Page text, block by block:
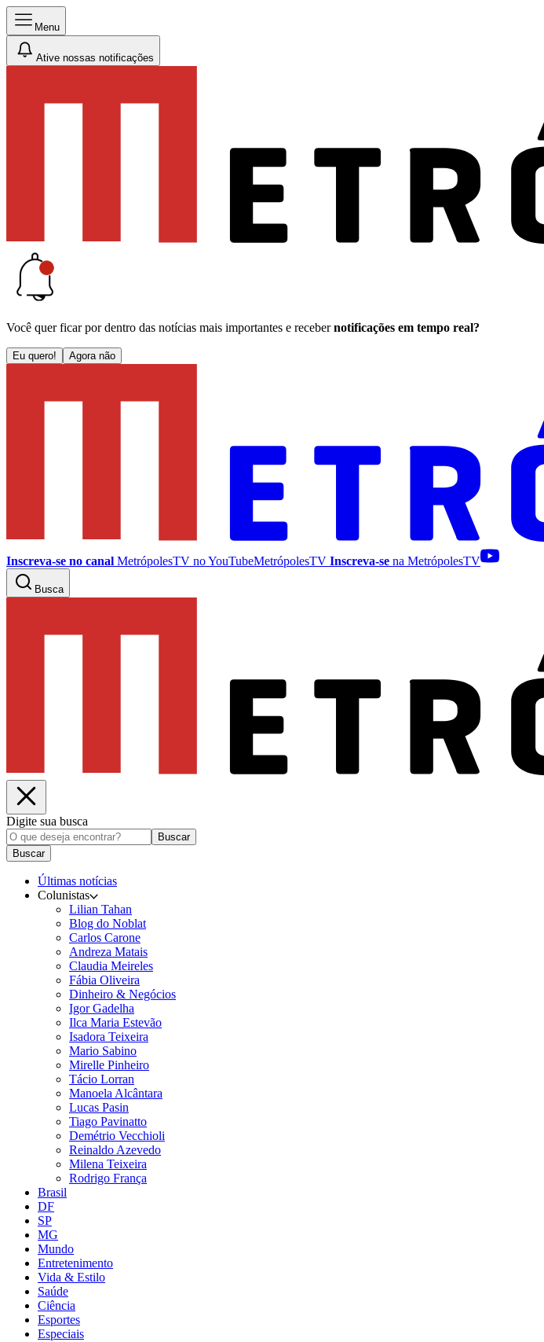
Menu
Ative nossas notificações
Você quer ficar por dentro das notícias mais importantes e receber notificações em tempo real?
Eu quero! Agora não
Inscreva-se no canal MetrópolesTV noYouTubeMetrópolesTV Inscreva-se na MetrópolesTV
Busca
Digite sua busca
Buscar
Buscar
Últimas notícias
Colunistas
Lilian Tahan
Blog do Noblat
Carlos Carone
Andreza Matais
Claudia Meireles
Fábia Oliveira
Dinheiro & Negócios
Igor Gadelha
Ilca Maria Estevão
Isadora Teixeira
Mario Sabino
Mirelle Pinheiro
Tácio Lorran
Manoela Alcântara
Lucas Pasin
Tiago Pavinatto
Demétrio Vecchioli
Reinaldo Azevedo
Milena Teixeira
Rodrigo França
Brasil
DF
SP
MG
Mundo
Entretenimento
Vida & Estilo
Saúde
Ciência
Esportes
Especiais